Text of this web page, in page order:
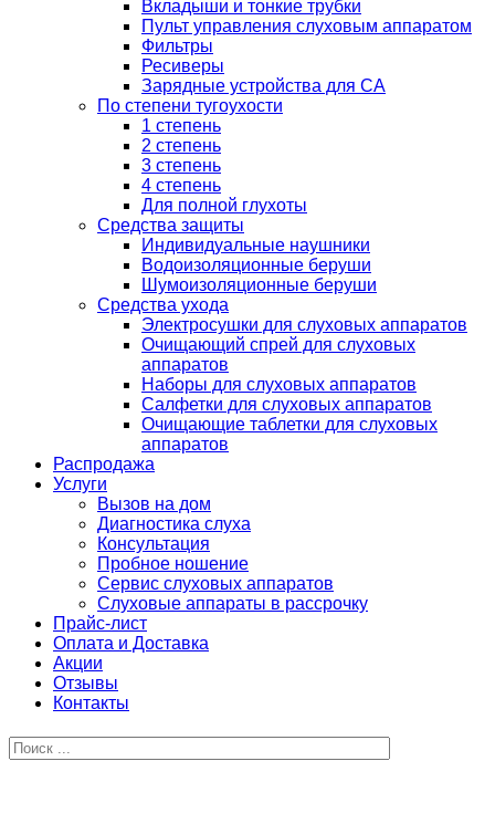
Вкладыши и тонкие трубки
Пульт управления слуховым аппаратом
Фильтры
Ресиверы
Зарядные устройства для СА
По степени тугоухости
1 степень
2 степень
3 степень
4 степень
Для полной глухоты
Средства защиты
Индивидуальные наушники
Водоизоляционные беруши
Шумоизоляционные беруши
Средства ухода
Электросушки для слуховых аппаратов
Очищающий спрей для слуховых
аппаратов
Наборы для слуховых аппаратов
Салфетки для слуховых аппаратов
Очищающие таблетки для слуховых
аппаратов
Распродажа
Услуги
Вызов на дом
Диагностика слуха
Консультация
Пробное ношение
Сервис слуховых аппаратов
Слуховые аппараты в рассрочку
Прайс-лист
Оплата и Доставка
Акции
Отзывы
Контакты